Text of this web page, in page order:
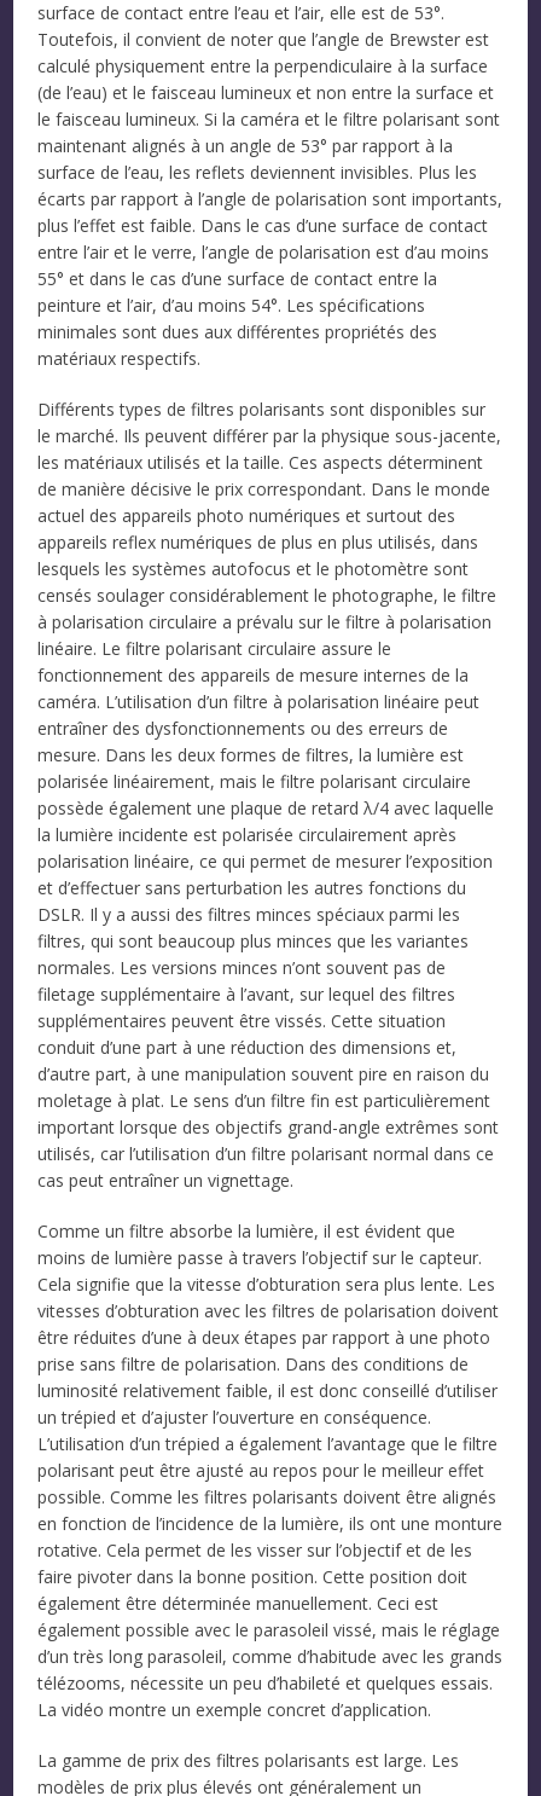
surface de contact entre l’eau et l’air, elle est de 53°.
Toutefois, il convient de noter que l’angle de Brewster est
calculé physiquement entre la perpendiculaire à la surface
(de l’eau) et le faisceau lumineux et non entre la surface et
le faisceau lumineux. Si la caméra et le filtre polarisant sont
maintenant alignés à un angle de 53° par rapport à la
surface de l’eau, les reflets deviennent invisibles. Plus les
écarts par rapport à l’angle de polarisation sont importants,
plus l’effet est faible. Dans le cas d’une surface de contact
entre l’air et le verre, l’angle de polarisation est d’au moins
55° et dans le cas d’une surface de contact entre la
peinture et l’air, d’au moins 54°. Les spécifications
minimales sont dues aux différentes propriétés des
matériaux respectifs.
Différents types de filtres polarisants sont disponibles sur
le marché. Ils peuvent différer par la physique sous-jacente,
les matériaux utilisés et la taille. Ces aspects déterminent
de manière décisive le prix correspondant. Dans le monde
actuel des appareils photo numériques et surtout des
appareils reflex numériques de plus en plus utilisés, dans
lesquels les systèmes autofocus et le photomètre sont
censés soulager considérablement le photographe, le filtre
à polarisation circulaire a prévalu sur le filtre à polarisation
linéaire. Le filtre polarisant circulaire assure le
fonctionnement des appareils de mesure internes de la
caméra. L’utilisation d’un filtre à polarisation linéaire peut
entraîner des dysfonctionnements ou des erreurs de
mesure. Dans les deux formes de filtres, la lumière est
polarisée linéairement, mais le filtre polarisant circulaire
possède également une plaque de retard λ/4 avec laquelle
la lumière incidente est polarisée circulairement après
polarisation linéaire, ce qui permet de mesurer l’exposition
et d’effectuer sans perturbation les autres fonctions du
DSLR. Il y a aussi des filtres minces spéciaux parmi les
filtres, qui sont beaucoup plus minces que les variantes
normales. Les versions minces n’ont souvent pas de
filetage supplémentaire à l’avant, sur lequel des filtres
supplémentaires peuvent être vissés. Cette situation
conduit d’une part à une réduction des dimensions et,
d’autre part, à une manipulation souvent pire en raison du
moletage à plat. Le sens d’un filtre fin est particulièrement
important lorsque des objectifs grand-angle extrêmes sont
utilisés, car l’utilisation d’un filtre polarisant normal dans ce
cas peut entraîner un vignettage.
Comme un filtre absorbe la lumière, il est évident que
moins de lumière passe à travers l’objectif sur le capteur.
Cela signifie que la vitesse d’obturation sera plus lente. Les
vitesses d’obturation avec les filtres de polarisation doivent
être réduites d’une à deux étapes par rapport à une photo
prise sans filtre de polarisation. Dans des conditions de
luminosité relativement faible, il est donc conseillé d’utiliser
un trépied et d’ajuster l’ouverture en conséquence.
L’utilisation d’un trépied a également l’avantage que le filtre
polarisant peut être ajusté au repos pour le meilleur effet
possible. Comme les filtres polarisants doivent être alignés
en fonction de l’incidence de la lumière, ils ont une monture
rotative. Cela permet de les visser sur l’objectif et de les
faire pivoter dans la bonne position. Cette position doit
également être déterminée manuellement. Ceci est
également possible avec le parasoleil vissé, mais le réglage
d’un très long parasoleil, comme d’habitude avec les grands
télézooms, nécessite un peu d’habileté et quelques essais.
La vidéo montre un exemple concret d’application.
La gamme de prix des filtres polarisants est large. Les
modèles de prix plus élevés ont généralement un